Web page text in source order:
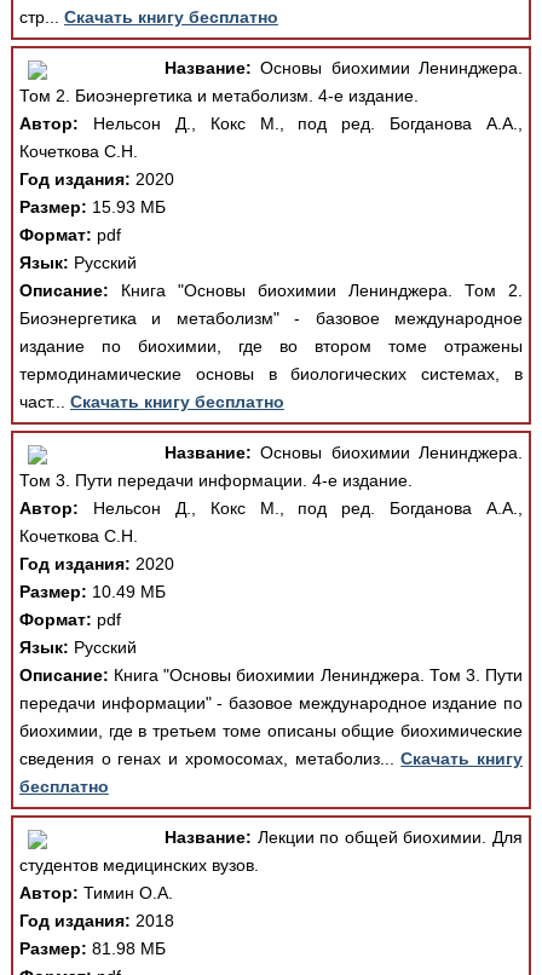
стр... Скачать книгу бесплатно
Название: Основы биохимии Ленинджера.
Том 2. Биоэнергетика и метаболизм. 4-е издание.
Автор: Нельсон Д., Кокс М., под ред. Богданова А.А.,
Кочеткова С.Н.
Год издания: 2020
Размер: 15.93 МБ
Формат: pdf
Язык: Русский
Описание: Книга "Основы биохимии Ленинджера. Том 2.
Биоэнергетика и метаболизм" - базовое международное
издание по биохимии, где во втором томе отражены
термодинамические основы в биологических системах, в
част... Скачать книгу бесплатно
Название: Основы биохимии Ленинджера.
Том 3. Пути передачи информации. 4-е издание.
Автор: Нельсон Д., Кокс М., под ред. Богданова А.А.,
Кочеткова С.Н.
Год издания: 2020
Размер: 10.49 МБ
Формат: pdf
Язык: Русский
Описание: Книга "Основы биохимии Ленинджера. Том 3. Пути
передачи информации" - базовое международное издание по
биохимии, где в третьем томе описаны общие биохимические
сведения о генах и хромосомах, метаболиз...Скачать книгу
бесплатно
Название: Лекции по общей биохимии. Для
студентов медицинских вузов.
Автор: Тимин О.А.
Год издания: 2018
Размер: 81.98 МБ